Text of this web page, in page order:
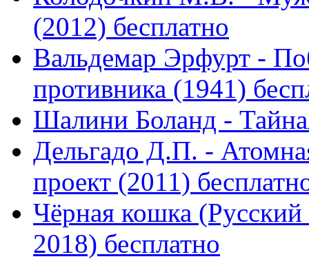
(2012) бесплатно
Вальдемар Эрфурт -
противника (1941)
Шалини Боланд -
Дельгадо Д.П. -
проект (2011)
Чёрная кошка
2018) бесплатно